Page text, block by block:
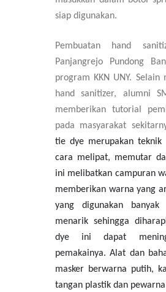
siap digunakan.
Pembuatan hand
Panjangrejo Pundong
program KKN UNY.
hand sanitizer, alumni
memberikan tutorial
pada masyarakat
tie dye merupakan teknik
cara melipat, memutar
ini melibatkan campuran
memberikan warna yang
yang digunakan
menarik sehingga
dye ini dapat
pemakainya. Alat dan
masker berwarna putih,
tangan plastik dan